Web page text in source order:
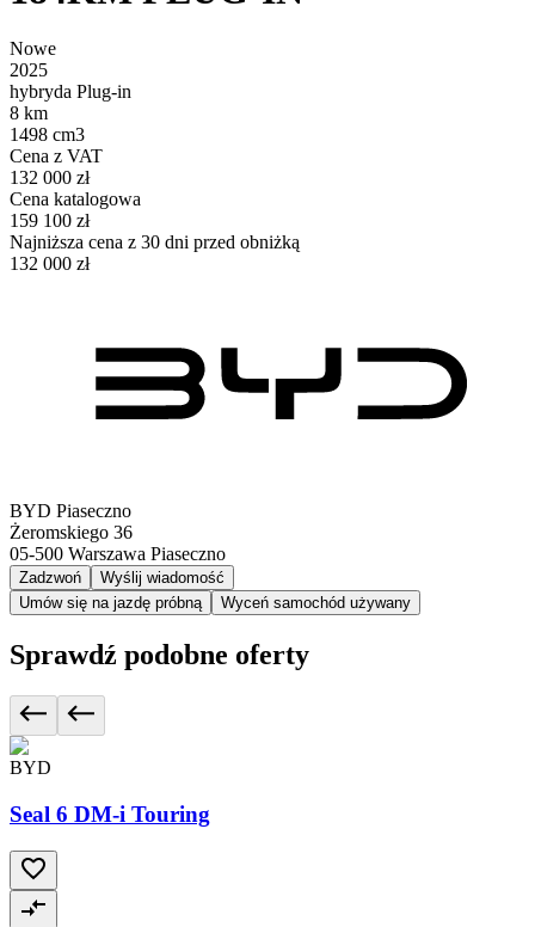
Nowe
2025
hybryda Plug-in
8 km
1498 cm3
Cena z VAT
132 000 zł
Cena katalogowa
159 100 zł
Najniższa cena z 30 dni przed obniżką
132 000 zł
BYD Piaseczno
Żeromskiego 36
05-500 Warszawa Piaseczno
Zadzwoń
Wyślij wiadomość
Umów się na jazdę próbną
Wyceń samochód używany
Sprawdź podobne oferty
BYD
Seal 6 DM-i Touring